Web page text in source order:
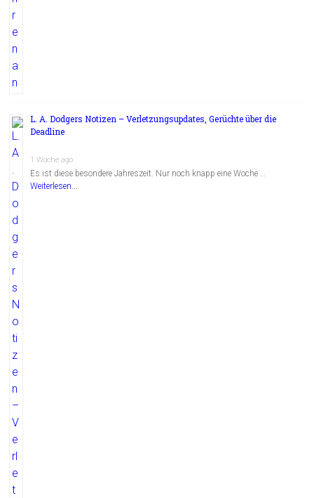
L. A. Dodgers Notizen – Verletzungsupdates, Gerüchte über die
Deadline
1 Woche ago
Es ist diese besondere Jahreszeit. Nur noch knapp eine Woche …
Weiterlesen...